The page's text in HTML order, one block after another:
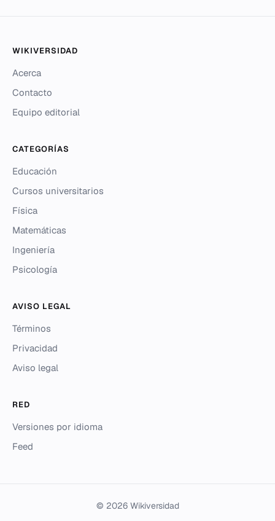
WIKIVERSIDAD
Acerca
Contacto
Equipo editorial
CATEGORÍAS
Educación
Cursos universitarios
Física
Matemáticas
Ingeniería
Psicología
AVISO LEGAL
Términos
Privacidad
Aviso legal
RED
Versiones por idioma
Feed
© 2026 Wikiversidad